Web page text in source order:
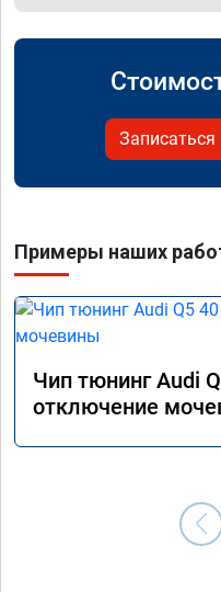
Записаться
Примеры наших
Чип тюнинг Audi
отключение